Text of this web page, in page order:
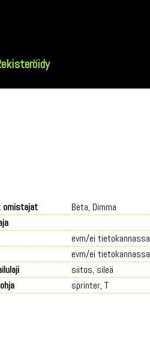
omistajat
Beta, Dimma
evm/ei tietokannassa
evm/ei tietokannassa
siitos, sileä
sprinter, T